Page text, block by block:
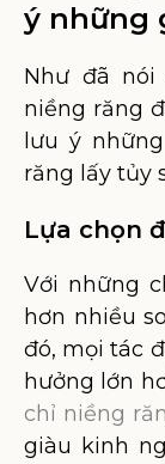
ý những
Như đã
niềng răng
lưu ý
răng lấy tủy
Lựa chọn
Với những
hơn nhiều
đó, mọi tác
hưởng lớn
chỉ niềng
giàu kinh